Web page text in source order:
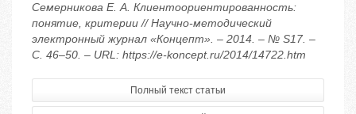
Семерникова Е. А. Клиентоориентированность:
понятие, критерии // Научно-методический
электронный журнал «Концепт». – 2014. – № S17. –
С. 46–50. – URL: https://e-koncept.ru/2014/14722.htm
Полный текст статьи